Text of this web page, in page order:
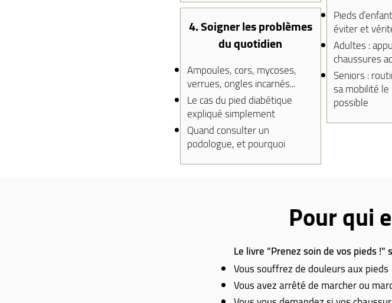
4. Soigner les problèmes
du quotidien
Ampoules, cors, mycoses,
verrues, ongles incarnés...
Le cas du pied diabétique
expliqué simplement
Quand consulter un
podologue, et pourquoi
Pieds
éviter et
Adultes :
chaussures
Seniors :
sa mobilité
possible
Pour qui
Le livre "Prenez soin de vos pieds !"
Vous souffrez de douleurs aux pieds
Vous avez arrêté de marcher ou